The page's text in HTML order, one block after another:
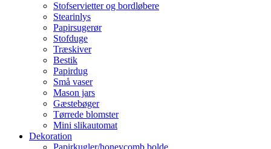
Stofservietter og bordløbere
Stearinlys
Papirsugerør
Stofduge
Træskiver
Bestik
Papirdug
Små vaser
Mason jars
Gæstebøger
Tørrede blomster
Mini slikautomat
Dekoration